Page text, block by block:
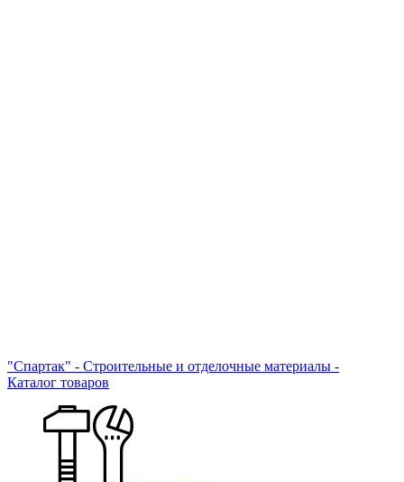
"Спартак" - Строительные и отделочные материалы -
Каталог товаров